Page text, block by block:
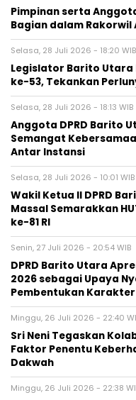
Pimpinan serta
Bagian dalam Rakorwil
Selasa, 28 Juli 2026 - 18:20 WIB
Legislator Barito Utara
ke-53, Tekankan
Selasa, 28 Juli 2026 - 18:13 WIB
Anggota DPRD Barito
Semangat
Antar Instansi
Selasa, 28 Juli 2026 - 10:01 WIB
Wakil Ketua II DPRD
Massal Semarakkan
ke-81 RI
Senin, 27 Juli 2026 - 20:54 WIB
DPRD Barito Utara
2026 sebagai Upaya
Pembentukan
Minggu, 26 Juli 2026 - 22:40
Sri Neni Tegaskan
Faktor Penentu
Dakwah
Minggu, 26 Juli 2026 - 22:38